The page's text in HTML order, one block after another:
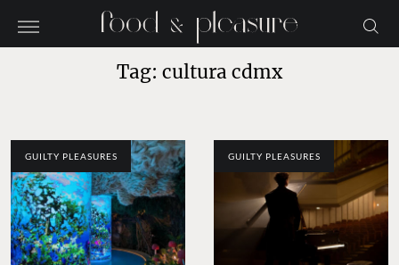
Tag: cultura cdmx
GUILTY PLEASURES GUILTY PLEASURES